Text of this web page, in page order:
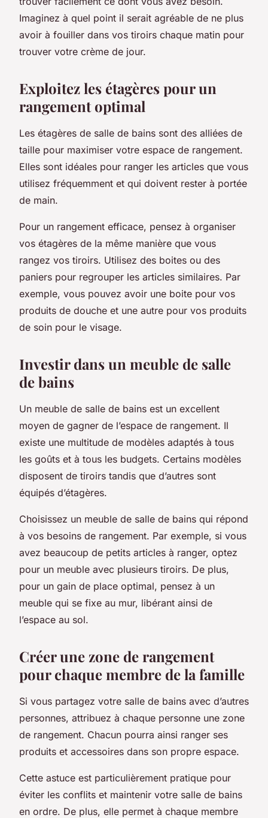
Imaginez à quel point il serait agréable de ne plus
avoir à fouiller dans vos tiroirs chaque matin pour
trouver votre crème de jour.
Exploitez les étagères pour un
rangement optimal
Les étagères de salle de bains sont des alliées de
taille pour maximiser votre espace de rangement.
Elles sont idéales pour ranger les articles que vous
utilisez fréquemment et qui doivent rester à portée
de main.
Pour un rangement efficace, pensez à organiser
vos étagères de la même manière que vous
rangez vos tiroirs. Utilisez des boites ou des
paniers pour regrouper les articles similaires. Par
exemple, vous pouvez avoir une boite pour vos
produits de douche et une autre pour vos produits
de soin pour le visage.
Investir dans un meuble de salle
de bains
Un meuble de salle de bains est un excellent
moyen de gagner de l’espace de rangement. Il
existe une multitude de modèles adaptés à tous
les goûts et à tous les budgets. Certains modèles
disposent de tiroirs tandis que d’autres sont
équipés d’étagères.
Choisissez un meuble de salle de bains qui répond
à vos besoins de rangement. Par exemple, si vous
avez beaucoup de petits articles à ranger, optez
pour un meuble avec plusieurs tiroirs. De plus,
pour un gain de place optimal, pensez à un
meuble qui se fixe au mur, libérant ainsi de
l’espace au sol.
Créer une zone de rangement
pour chaque membre de la famille
Si vous partagez votre salle de bains avec d’autres
personnes, attribuez à chaque personne une zone
de rangement. Chacun pourra ainsi ranger ses
produits et accessoires dans son propre espace.
Cette astuce est particulièrement pratique pour
éviter les conflits et maintenir votre salle de bains
en ordre. De plus, elle permet à chaque membre